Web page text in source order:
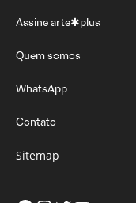
Assine arte✱plus
Quem somos
WhatsApp
Contato
Sitemap